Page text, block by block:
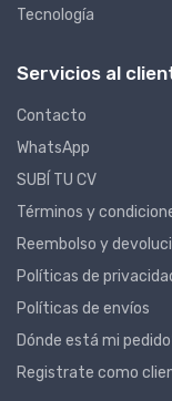
Tecnología
Servicios al
Contacto
WhatsApp
SUBÍ TU CV
Términos y
Reembolso y
Políticas de
Políticas de envíos
Dónde está mi
Registrate como